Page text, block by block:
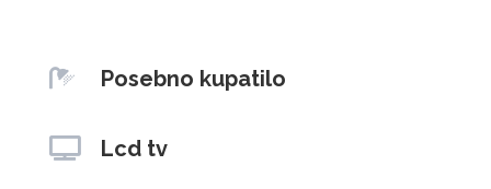
 Posebno kupatilo
 Lcd tv